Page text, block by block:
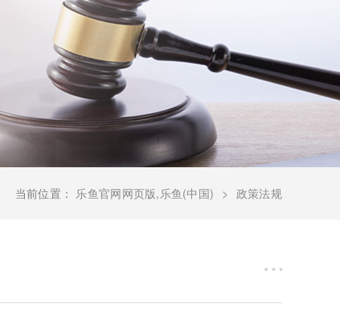
当前位置： 乐鱼官网网页版,乐鱼(中国) 政策法规